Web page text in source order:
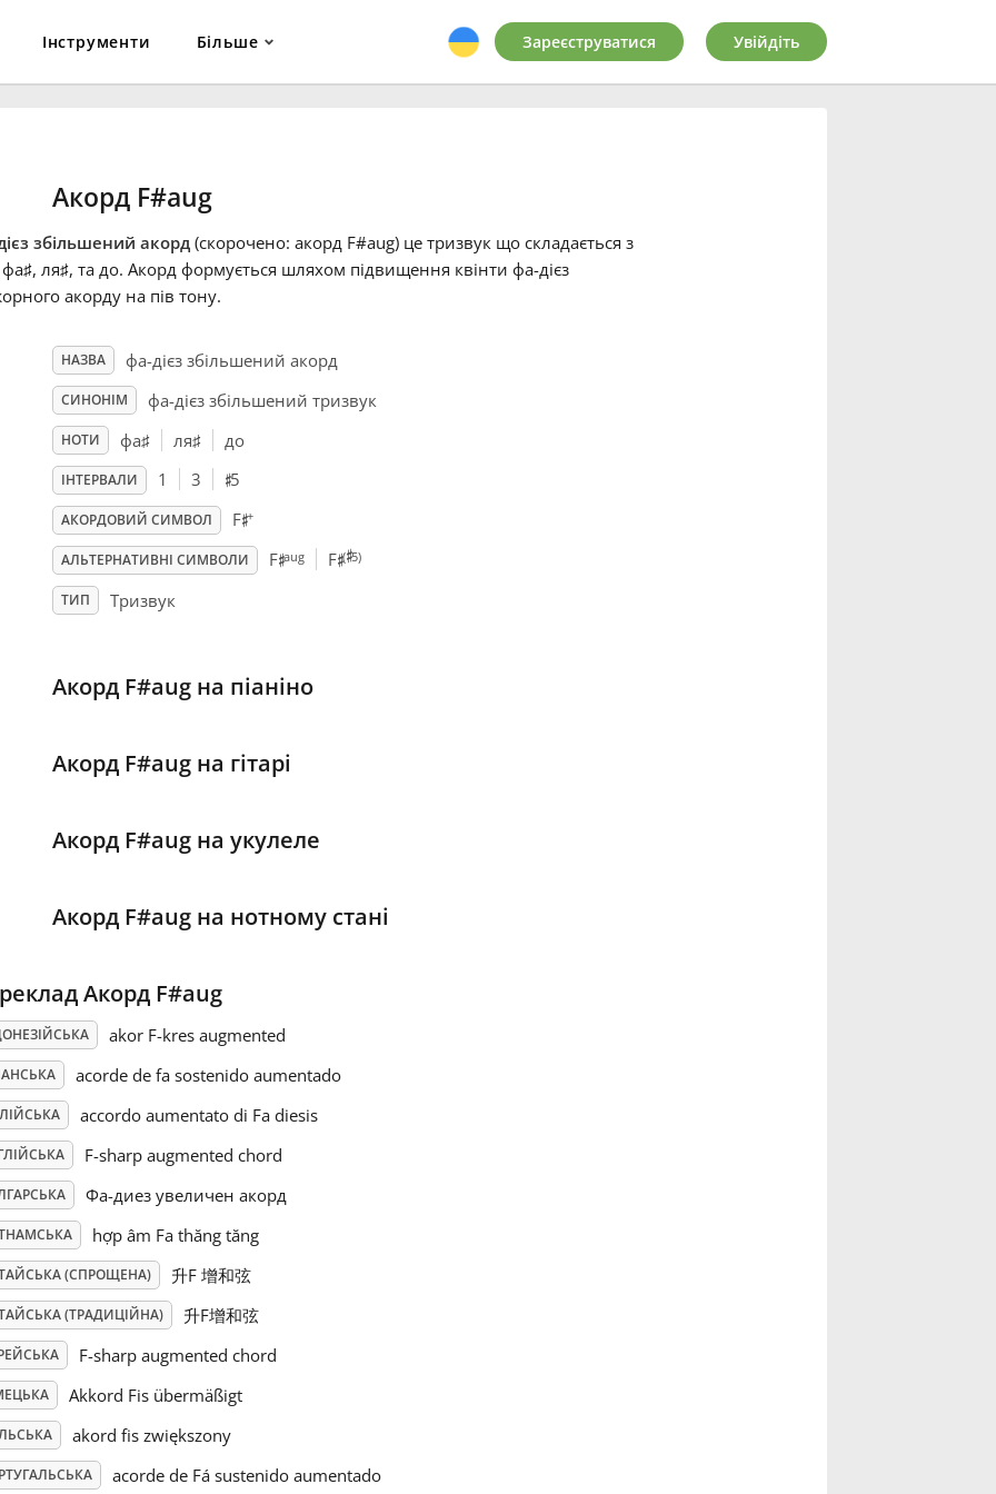
Інструменти Більше Зареєструватися Увійдіть
Акорд F#aug
збільшений акорд(скорочено: акорд F#aug) це тризвук що складається з
♯, ля♯, та до. Акорд формується шляхом підвищення квінти фа-дієз
акорду на пів тону.
НАЗВА фа-дієз збільшений акорд
СИНОНІМ фа-дієз збільшений тризвук
НОТИ фа♯ ля♯ до
ІНТЕРВАЛИ 1 3 ♯5
АКОРДОВИЙ СИМВОЛ F♯+
АЛЬТЕРНАТИВНІ СИМВОЛИ F♯aug F♯(♯5)
ТИП Тризвук
Акорд F#aug на піаніно
Акорд F#aug на гітарі
Акорд F#aug на укулеле
Акорд F#aug на нотному стані
Акорд F#aug
akor F-kres augmented
acorde de fa sostenido aumentado
accordo aumentato di Fa diesis
F-sharp augmented chord
Фа-диез увеличен акорд
hợp âm Fa thăng tăng
(СПРОЩЕНА) 升F 增和弦
(ТРАДИЦІЙНА) 升F增和弦
F-sharp augmented chord
Akkord Fis übermäßigt
akord fis zwiększony
acorde de Fá sustenido aumentado